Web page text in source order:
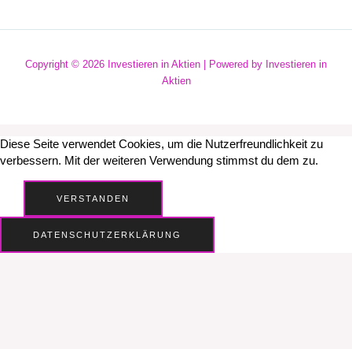
Copyright © 2026 Investieren in Aktien | Powered by Investieren in
Aktien
Diese Seite verwendet Cookies, um die Nutzerfreundlichkeit zu
verbessern. Mit der weiteren Verwendung stimmst du dem zu.
VERSTANDEN
DATENSCHUTZERKLÄRUNG